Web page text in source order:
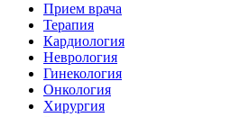
Прием врача
Терапия
Кардиология
Неврология
Гинекология
Онкология
Хирургия